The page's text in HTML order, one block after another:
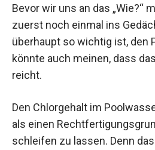
Bevor wir uns an das „Wie?“
zuerst noch einmal ins
überhaupt so wichtig ist, den
könnte auch meinen, dass
reicht.
Den Chlorgehalt im
als einen
schleifen zu lassen. Denn